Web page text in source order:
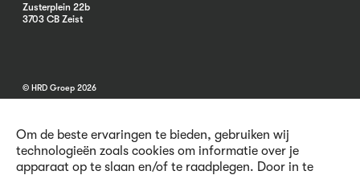
Om de beste ervaringen te bieden, gebruiken wij
technologieën zoals cookies om informatie over je
apparaat op te slaan en/of te raadplegen. Door in te
Zusterplein 22b
3703 CB Zeist
© HRD Groep 2026